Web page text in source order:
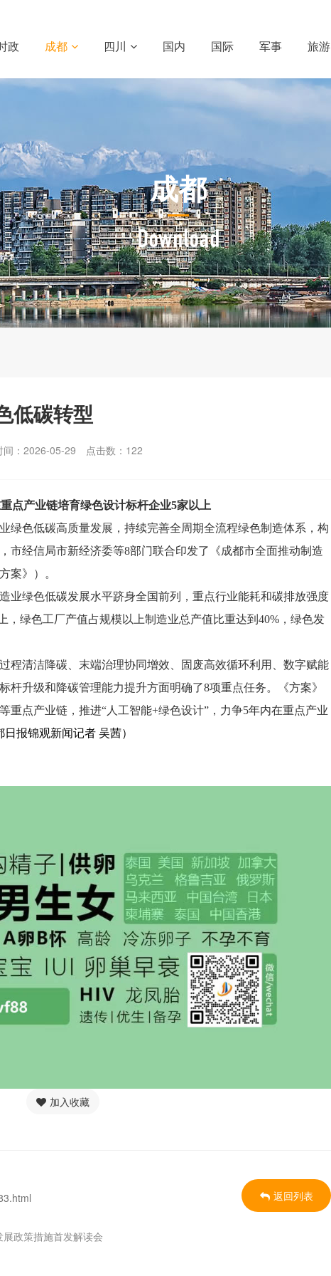
政 成都 四川 国内 国际 军事 旅游
成都
Download
低碳转型
间：2026-05-29 点击数： 122
点产业链培育绿色设计标杆企业5家以上
绿色低碳高质量发展，持续完善全周期全流程绿色制造体系，构
市经信局市新经济委等8部门联合印发了《成都市全面推动制造
案》）。
业绿色低碳发展水平跻身全国前列，重点行业能耗和碳排放强度
，绿色工厂产值占规模以上制造业总产值比重达到40%，绿色发
程清洁降碳、末端治理协同增效、固废高效循环利用、数字赋能
杆升级和降碳管理能力提升方面明确了8项重点任务。《方案》
重点产业链，推进“人工智能+绿色设计”，力争5年内在重点产业
日报锦观新闻记者 吴茜）
加入收藏
政策措施首发解读会
返回列表